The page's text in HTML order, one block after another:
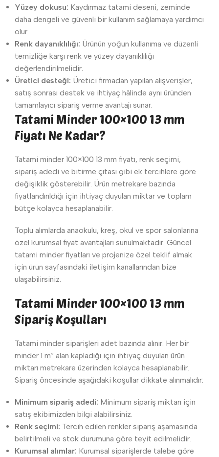
Yüzey dokusu: Kaydırmaz tatami deseni, zeminde
daha dengeli ve güvenli bir kullanım sağlamaya yardımcı
olur.
Renk dayanıklılığı: Ürünün yoğun kullanıma ve düzenli
temizliğe karşı renk ve yüzey dayanıklılığı
değerlendirilmelidir.
Üretici desteği: Üretici firmadan yapılan alışverişler,
satış sonrası destek ve ihtiyaç hâlinde aynı üründen
tamamlayıcı sipariş verme avantajı sunar.
Tatami Minder 100×100 13 mm
Fiyatı Ne Kadar?
Tatami minder 100×100 13 mm fiyatı, renk seçimi,
sipariş adedi ve bitirme çıtası gibi ek tercihlere göre
değişiklik gösterebilir. Ürün metrekare bazında
fiyatlandırıldığı için ihtiyaç duyulan miktar ve toplam
bütçe kolayca hesaplanabilir.
Toplu alımlarda anaokulu, kreş, okul ve spor salonlarına
özel kurumsal fiyat avantajları sunulmaktadır. Güncel
tatami minder fiyatları ve projenize özel teklif almak
için ürün sayfasındaki iletişim kanallarından bize
ulaşabilirsiniz.
Tatami Minder 100×100 13 mm
Sipariş Koşulları
Tatami minder siparişleri adet bazında alınır. Her bir
minder 1 m² alan kapladığı için ihtiyaç duyulan ürün
miktarı metrekare üzerinden kolayca hesaplanabilir.
Sipariş öncesinde aşağıdaki koşullar dikkate alınmalıdır:
Minimum sipariş adedi: Minimum sipariş miktarı için
satış ekibimizden bilgi alabilirsiniz.
Renk seçimi: Tercih edilen renkler sipariş aşamasında
belirtilmeli ve stok durumuna göre teyit edilmelidir.
Kurumsal alımlar: Kurumsal siparişlerde talebe göre